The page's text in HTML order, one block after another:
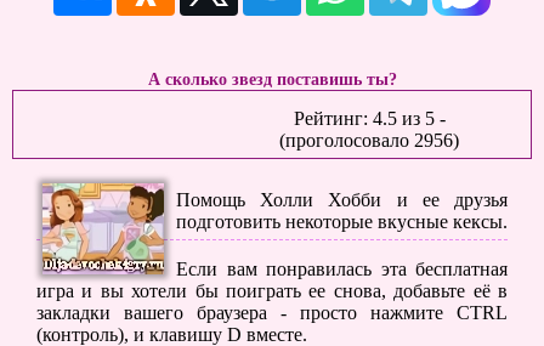
А сколько звезд поставишь ты?
Рейтинг: 4.5из 5-
(проголосовало 2956)
Помощь Холли Хобби и ее друзья
подготовить некоторые вкусные кексы.
Если вам понравилась эта бесплатная
игра и вы хотели бы поиграть ее снова, добавьте её в
закладки вашего браузера - просто нажмите CTRL
(контроль), и клавишу D вместе.